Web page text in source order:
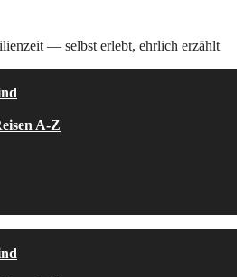
— selbst erlebt, ehrlich erzählt
A-Z